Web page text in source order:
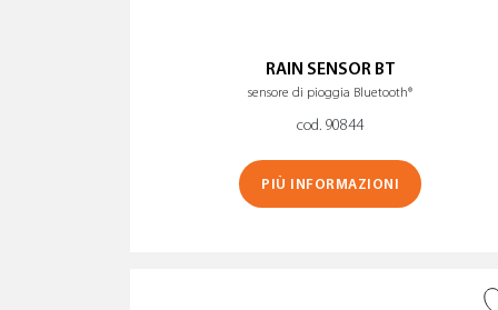
RAIN SENSOR BT
sensore di pioggia Bluetooth®
cod. 90844
PIÙ INFORMAZIONI